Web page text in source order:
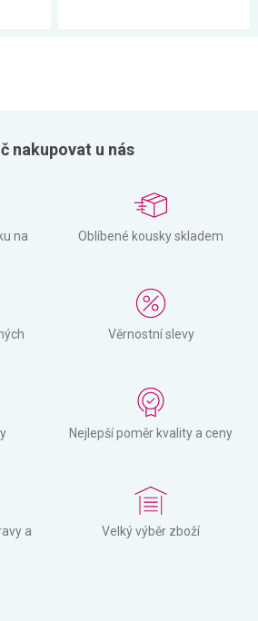
nakupovat u nás
na
Oblíbené kousky skladem
Věrnostní slevy
Nejlepší poměr kvality a ceny
a
Velký výběr zboží